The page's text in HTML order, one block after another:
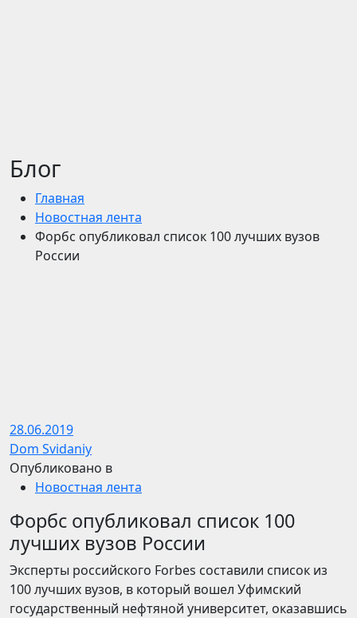
Блог
Главная
Новостная лента
Форбс опубликовал список 100 лучших вузов
России
28.06.2019
Dom Svidaniy
Опубликовано в
Новостная лента
Форбс опубликовал список 100
лучших вузов России
Эксперты российского Forbes составили список из
100 лучших вузов, в который вошел Уфимский
государственный нефтяной университет, оказавшись